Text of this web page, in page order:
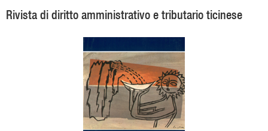
Rivista di diritto amministrativo e tributario ticinese